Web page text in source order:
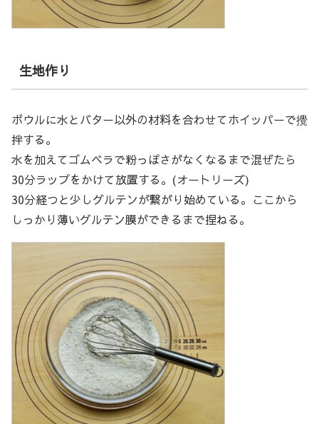
生地作り
ボウルに水とバター以外の材料を合わせてホイッパーで攪
拌する。
水を加えてゴムベラで粉っぽさがなくなるまで混ぜたら
30分ラップをかけて放置する。(オートリーズ)
30分経つと少しグルテンが繋がり始めている。ここから
しっかり薄いグルテン膜ができるまで捏ねる。